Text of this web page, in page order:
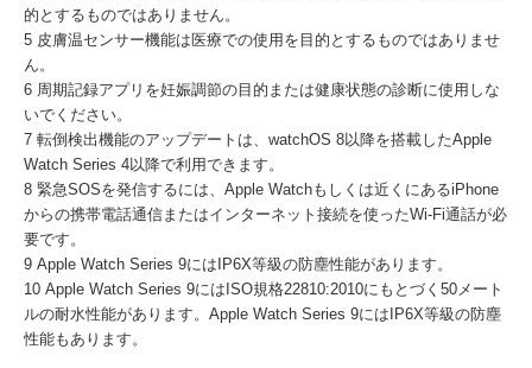
的とするものではありません。
5 皮膚温センサー機能は医療での使用を目的とするものではありませ
ん。
6 周期記録アプリを妊娠調節の目的または健康状態の診断に使用しな
いでください。
7 転倒検出機能のアップデートは、watchOS 8以降を搭載したApple
Watch Series 4以降で利用できます。
8 緊急SOSを発信するには、Apple Watchもしくは近くにあるiPhone
からの携帯電話通信またはインターネット接続を使ったWi-Fi通話が必
要です。
9 Apple Watch Series 9にはIP6X等級の防塵性能があります。
10 Apple Watch Series 9にはISO規格22810:2010にもとづく50メート
ルの耐水性能があります。Apple Watch Series 9にはIP6X等級の防塵
性能もあります。